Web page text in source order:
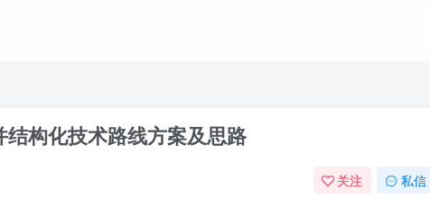
构化技术路线方案及思路
关注 私信